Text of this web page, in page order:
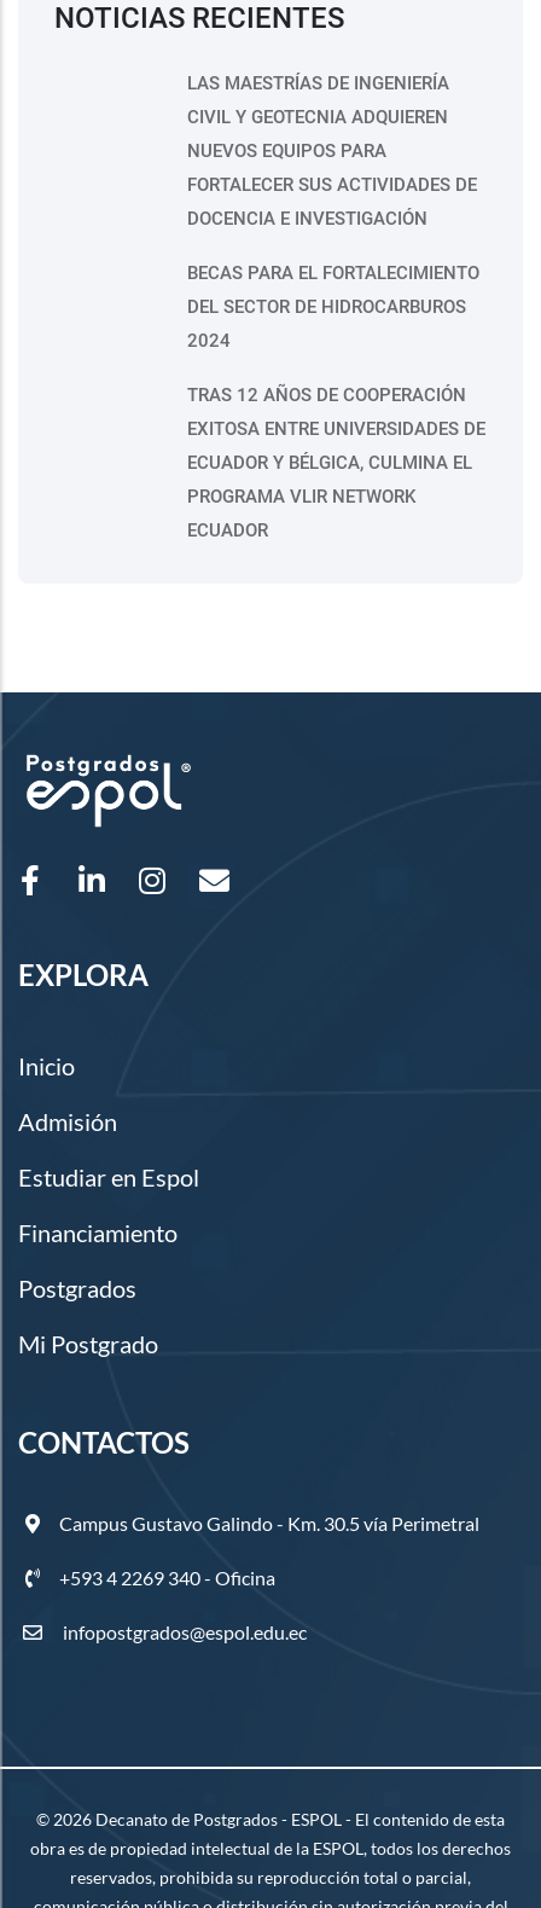
NOTICIAS RECIENTES
LAS MAESTRÍAS DE INGENIERÍA
CIVIL Y GEOTECNIA ADQUIEREN
NUEVOS EQUIPOS PARA
FORTALECER SUS ACTIVIDADES DE
DOCENCIA E INVESTIGACIÓN
BECAS PARA EL FORTALECIMIENTO
DEL SECTOR DE HIDROCARBUROS
2024
TRAS 12 AÑOS DE COOPERACIÓN
EXITOSA ENTRE UNIVERSIDADES DE
ECUADOR Y BÉLGICA, CULMINA EL
PROGRAMA VLIR NETWORK
ECUADOR
EXPLORA
Inicio
Admisión
Estudiar en Espol
Financiamiento
Postgrados
Mi Postgrado
CONTACTOS
Campus Gustavo Galindo - Km. 30.5 vía Perimetral
+593 4 2269 340 - Oficina
infopostgrados@espol.edu.ec
© 2026 Decanato de Postgrados - ESPOL - El contenido de esta
obra es de propiedad intelectual de la ESPOL, todos los derechos
reservados, prohibida su reproducción total o parcial,